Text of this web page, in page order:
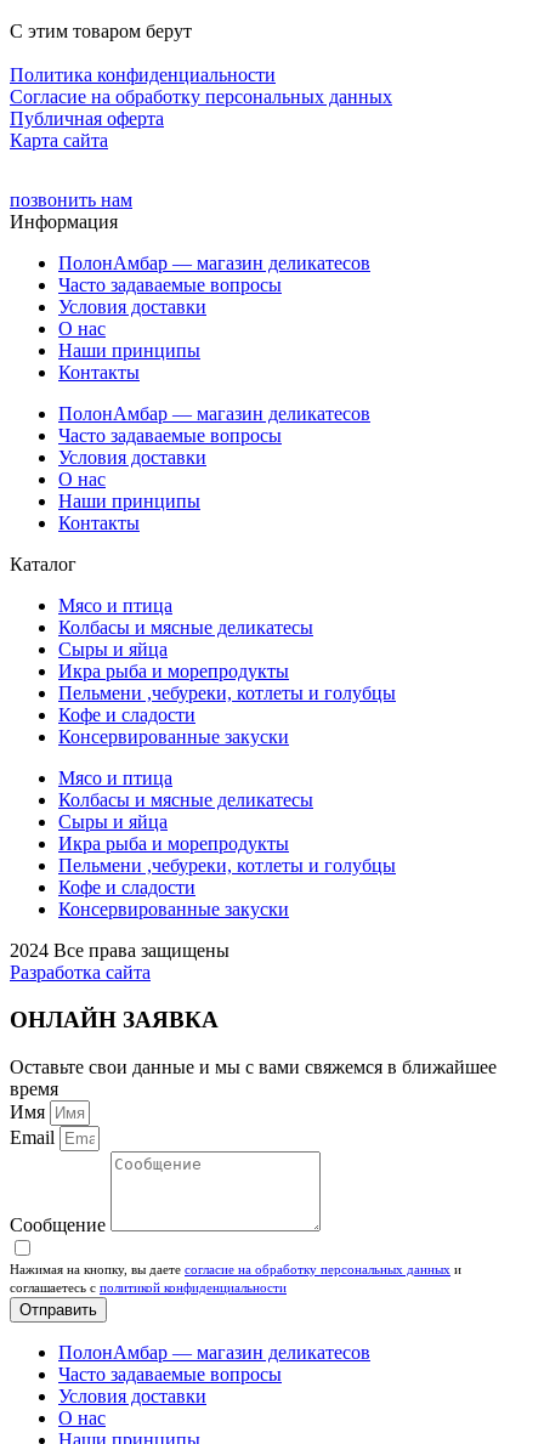
С этим товаром берут
Политика конфиденциальности
Cогласие на обработку персональных данных
Публичная оферта
Карта сайта
позвонить нам
Информация
ПолонАмбар — магазин деликатесов
Часто задаваемые вопросы
Условия доставки
О нас
Наши принципы
Контакты
ПолонАмбар — магазин деликатесов
Часто задаваемые вопросы
Условия доставки
О нас
Наши принципы
Контакты
Каталог
Мясо и птица
Колбасы и мясные деликатесы
Сыры и яйца
Икра рыба и морепродукты
Пельмени ,чебуреки, котлеты и голубцы
Кофе и сладости
Консервированные закуски
Мясо и птица
Колбасы и мясные деликатесы
Сыры и яйца
Икра рыба и морепродукты
Пельмени ,чебуреки, котлеты и голубцы
Кофе и сладости
Консервированные закуски
2024 Все права защищены
Разработка сайта
ОНЛАЙН ЗАЯВКА
Оставьте свои данные и мы с вами свяжемся в ближайшее
время
Имя
Email
Сообщение
Нажимая на кнопку, вы даете согласие на обработку персональных данных и
соглашаетесь c политикой конфиденциальности
Отправить
ПолонАмбар — магазин деликатесов
Часто задаваемые вопросы
Условия доставки
О нас
Наши принципы